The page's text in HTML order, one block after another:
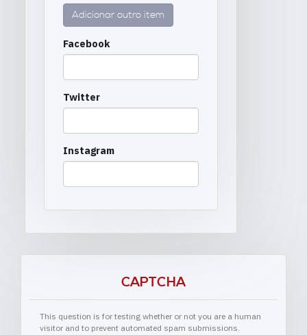
Adicionar outro item
Facebook
Twitter
Instagram
CAPTCHA
This question is for testing whether or not you are a human
visitor and to prevent automated spam submissions.